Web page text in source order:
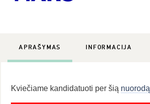
APRAŠYMAS INFORMACIJA
Kviečiame kandidatuoti per šią nuorodą